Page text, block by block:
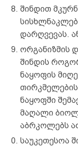
შინდით
დარღვევას.
ორგანიზმის
შინდის
ნაყოფის
ნაყოფში
მაღალი
აბრკოლებს
საუკეთესოა